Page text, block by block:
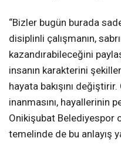
“Bizler bugün burada
disiplinli çalışmanın,
kazandırabileceğini
insanın karakterini
hayata bakışını
inanmasını, hayallerinin
Onikişubat Belediyespor
temelinde de bu anlayış